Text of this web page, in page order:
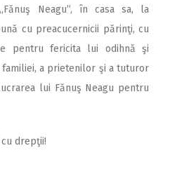
Neagu”, în casa sa, la
cu preacucernicii părinţi, cu
pentru fericita lui odihnă şi
a prietenilor şi a tuturor
lui Fănuş Neagu pentru
drepţii!